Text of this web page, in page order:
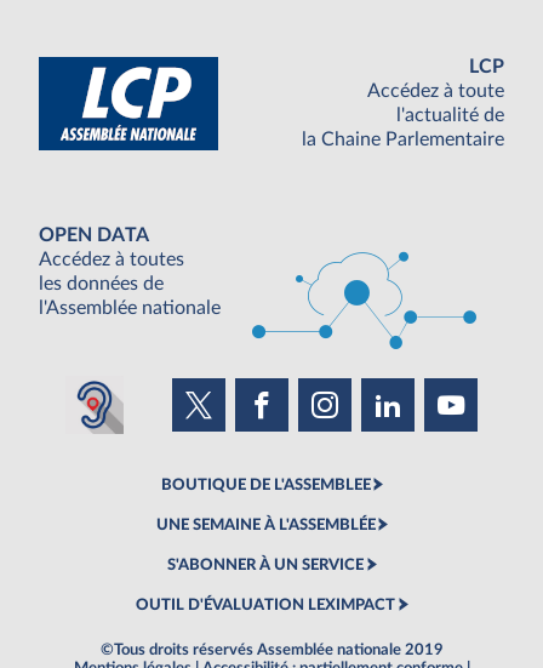
LCP
Accédez à toute
l'actualité de
la Chaine Parlementaire
OPEN DATA
Accédez à toutes
les données de
l'Assemblée nationale
BOUTIQUE DE L'ASSEMBLEE
UNE SEMAINE À L'ASSEMBLÉE
S'ABONNER À UN SERVICE
OUTIL D'ÉVALUATION LEXIMPACT
©Tous droits réservés Assemblée nationale 2019